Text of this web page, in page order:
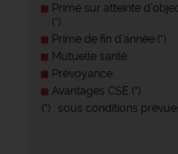
Prime sur atteinte
(*)
Prime de fin d'année (*)
Mutuelle santé
Prévoyance
Avantages CSE (*)
(*) : sous conditions